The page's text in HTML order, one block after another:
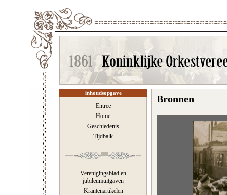
inhoudsopgave
Entree
Home
Geschiedenis
Tijdbalk
Verenigingsblad en
jubileumuitgaven
Krantenartikelen
Bronnen